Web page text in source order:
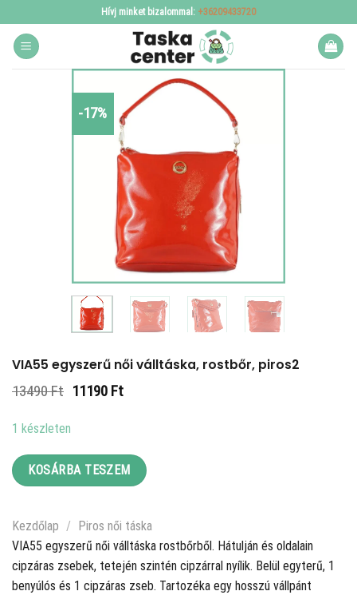
to
content
Hívj minket bizalommal: +36209433720
-17%
VIA55 egyszerű női válltáska, rostbőr, piros2
13490Ft Original
11190 FtCurrent
1 készleten
KOSÁRBA TESZEM
Kezdőlap /
Piros női táska
VIA55 egyszerű női válltáska rostbőrből. Hátulján és oldalain
cipzáras zsebek, tetején szintén cipzárral nyílik. Belül egyterű, 1
benyúlós és 1 cipzáras zseb. Tartozéka egy hosszú vállpánt